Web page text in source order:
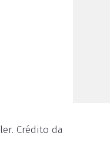
Crédito da